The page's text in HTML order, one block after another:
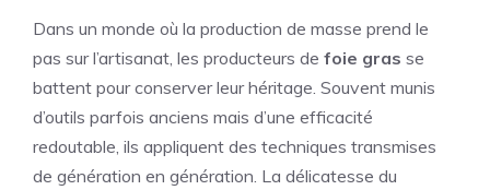
Dans un monde où la production de masse prend le
pas sur l’artisanat, les producteurs de foie gras se
battent pour conserver leur héritage. Souvent munis
d’outils parfois anciens mais d’une efficacité
redoutable, ils appliquent des techniques transmises
de génération en génération. La délicatesse du